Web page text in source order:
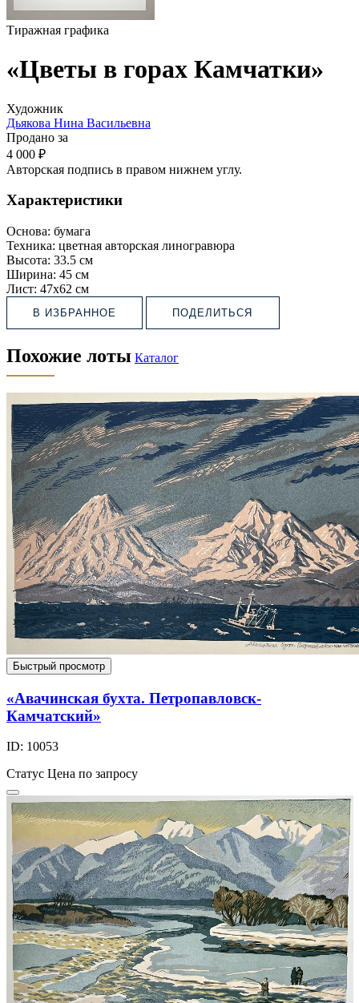
Тиражная графика
«Цветы в горах Камчатки»
Художник
Дьякова Нина Васильевна
Продано за
4 000 ₽
Авторская подпись в правом нижнем углу.
Характеристики
Основа: бумага
Техника: цветная авторская линогравюра
Высота: 33.5 см
Ширина: 45 см
Лист: 47х62 см
В ИЗБРАННОЕ ПОДЕЛИТЬСЯ
Похожие лоты Каталог
Быстрый просмотр
«Авачинская бухта. Петропавловск-
Камчатский»
ID: 10053
Статус Цена по запросу